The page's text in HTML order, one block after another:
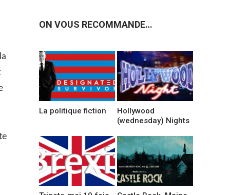
ON VOUS RECOMMANDE…
La politique fiction
Hollywood
(wednesday) Nights